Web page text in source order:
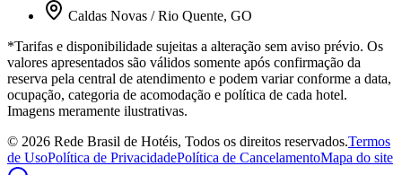
Caldas Novas / Rio Quente, GO
*Tarifas e disponibilidade sujeitas a alteração sem aviso prévio. Os
valores apresentados são válidos somente após confirmação da
reserva pela central de atendimento e podem variar conforme a data,
ocupação, categoria de acomodação e política de cada hotel.
Imagens meramente ilustrativas.
© 2026 Rede Brasil de Hotéis, Todos os direitos reservados.Termos
de UsoPolítica de PrivacidadePolítica de CancelamentoMapa do site